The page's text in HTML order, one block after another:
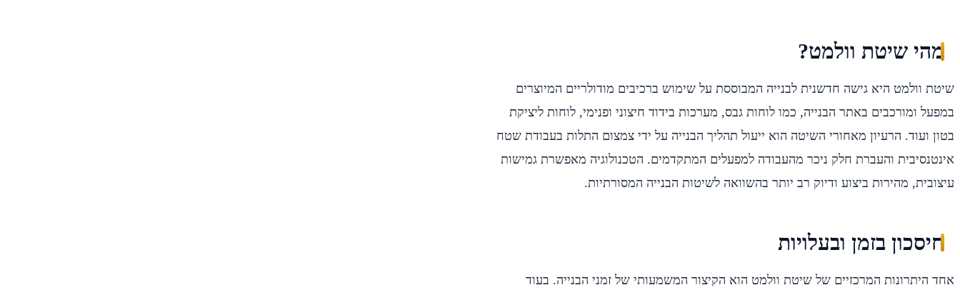
מהי שיטת וולמט?
שיטת וולמט היא גישה חדשנית לבנייה המבוססת על שימוש ברכיבים מודולריים המיוצרים
במפעל ומורכבים באתר הבנייה, כמו לוחות גבס, מערכות בידוד חיצוני ופנימי, לוחות ליציקת
בטון ועוד. הרעיון מאחורי השיטה הוא ייעול תהליך הבנייה על ידי צמצום התלות בעבודת שטח
אינטנסיבית והעברת חלק ניכר מהעבודה למפעלים המתקדמים. הטכנולוגיה מאפשרת גמישות
עיצובית, מהירות ביצוע ודיוק רב יותר בהשוואה לשיטות הבנייה המסורתיות.
חיסכון בזמן ובעלויות
אחד היתרונות המרכזיים של שיטת וולמט הוא הקיצור המשמעותי של זמני הבנייה. בעוד